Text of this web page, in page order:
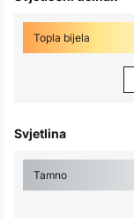
Topla bijela
Svjetlina
Tamno